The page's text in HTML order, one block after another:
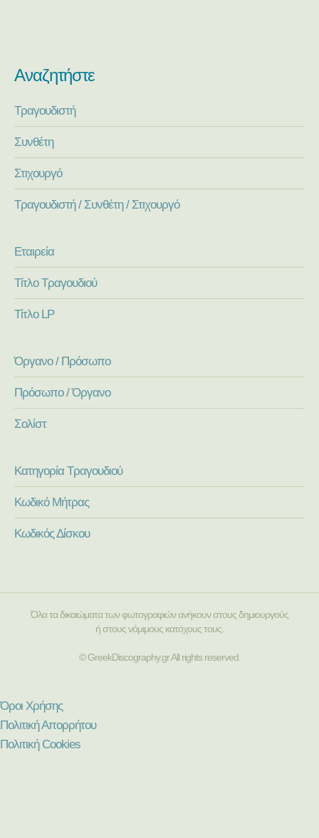
Αναζητήστε
Τραγουδιστή
Συνθέτη
Στιχουργό
Τραγουδιστή / Συνθέτη / Στιχουργό
Εταιρεία
Τίτλο Τραγουδιού
Τίτλο LP
Όργανο / Πρόσωπο
Πρόσωπο / Όργανο
Σολίστ
Κατηγορία Τραγουδιού
Κωδικό Μήτρας
Κωδικός Δίσκου
Όλα τα δικαιώματα των φωτογραφιών ανήκουν στους δημιουργούς
ή στους νόμιμους κατόχους τους.
© GreekDiscography.gr All rights reserved.
Όροι Χρήσης
Πολιτική Απορρήτου
Πολιτική Cookies